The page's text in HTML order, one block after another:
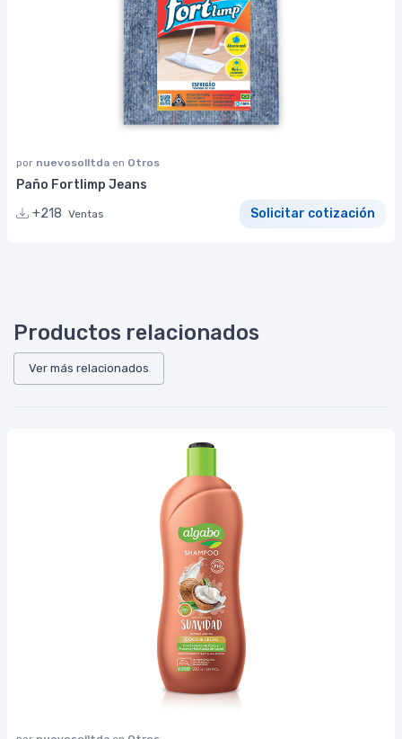
por nuevosolltda en Otros
Paño Fortlimp Jeans
+218 Ventas Solicitar cotización
Productos relacionados
Ver más relacionados